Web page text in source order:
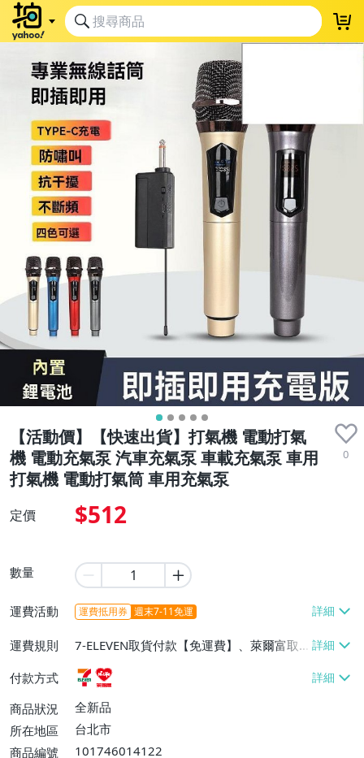
【活動價】【快速出貨】打氣機 電動打氣
機 電動充氣泵 汽車充氣泵 車載充氣泵 車用
打氣機 電動打氣筒 車用充氣泵
0
定價 $512
數量
運費活動 運費抵用券 週末7-11免運
運費規則
7-ELEVEN取貨付款【免運費】、萊爾富取
貨付款【免運費】
付款方式
商品狀況
全新品
所在地區
台北市
商品編號
101746014122